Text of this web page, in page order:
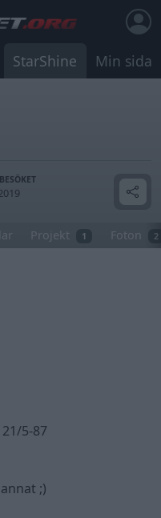
StarShine Min sida
Projekt 1 Foton 2
5-87
;)